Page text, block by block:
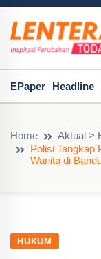
EPaper Headline
Home
Aktual >
Polisi Tangkap
Wanita di
HUKUM